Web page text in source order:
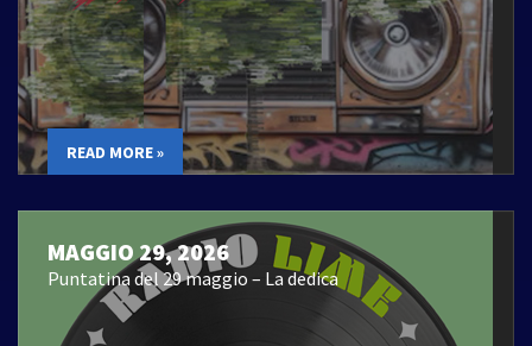
READ MORE »
MAGGIO 29, 2026
Puntatina del 29 maggio – La dedica